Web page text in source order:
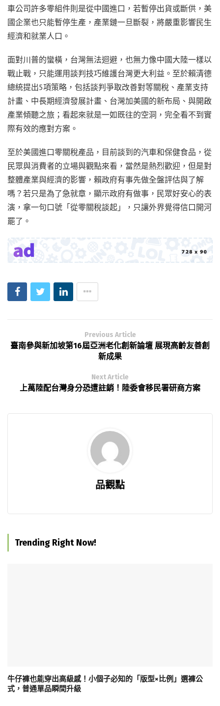
車公司許多零組件則是從中國進口，若暫停出貨或斷供，美
國企業也只能暫停生產，產業鏈一旦斷裂，將嚴重影響民生
經濟和就業人口。
面對川普的蠻橫，台灣無法迴避，也無力像中國大陸一樣以
戰止戰，只能運用談判技巧維護台灣更大利益。至於賴清德
總統提出5項策略，包括談判爭取改善對等關稅、產業支持
計畫、中長期經濟發展計畫、台灣加美國的新布局、與開啟
產業傾聽之旅；看起來就是一如既往的空洞，完全看不到實
際有效的應對方案。
至於美國進口零關稅產品，目前談到的汽車和保健食品，從
民眾與消費者的立場與觀點來看，當然是熱烈歡迎，但是對
整體產業與經濟的影響，賴政府有事先做全盤評估與了解
嗎？若只是為了急就章，顯示政府有做事，民眾好安心的表
演，拿一句口號「從零關稅談起」，只讓外界覺得信口開河
罷了。
Previous Article
臺南參與新加坡第16屆亞洲老化創新論壇 展現高齡友善創
新成果
Next Article
上萬陸配台灣身分恐遭註銷！陸委會移民署研商方案
品觀點
Trending Right Now!
牛仔褲也能穿出高級感！小個子必知的「版型×比例」選褲公
式，普通單品瞬間升級